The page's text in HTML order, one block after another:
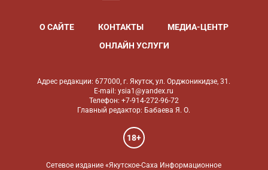
О САЙТЕ КОНТАКТЫ
МЕДИА-ЦЕНТР
ОНЛАЙН УСЛУГИ
Адрес редакции: 677000, г. Якутск, ул. Орджоникидзе, 31.
E-mail: ysia1@yandex.ru
Телефон: +7-914-272-96-72
Главный редактор: Бабаева Я. О.
18+
Сетевое издание «Якутское-Саха Информационное